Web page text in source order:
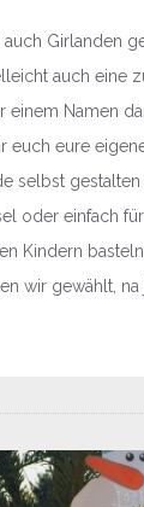
Girlanden
auch eine
einem Namen
euch eure
selbst
oder einfach
Kindern
wir gewählt, na